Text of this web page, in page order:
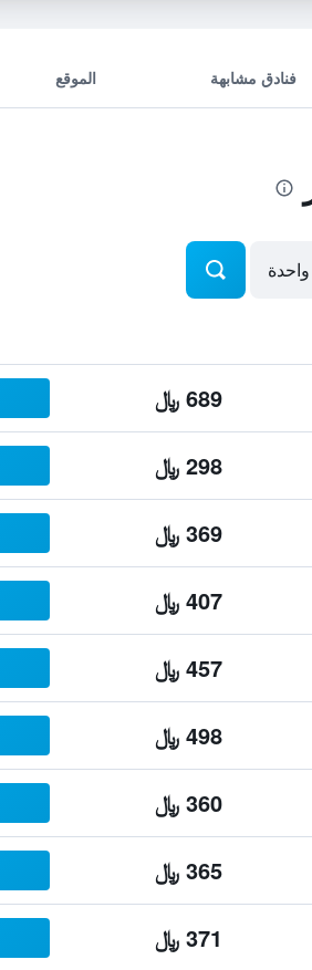
فنادق مشابهة الموقع
689 ﷼
298 ﷼
369 ﷼
407 ﷼
457 ﷼
498 ﷼
360 ﷼
365 ﷼
371 ﷼